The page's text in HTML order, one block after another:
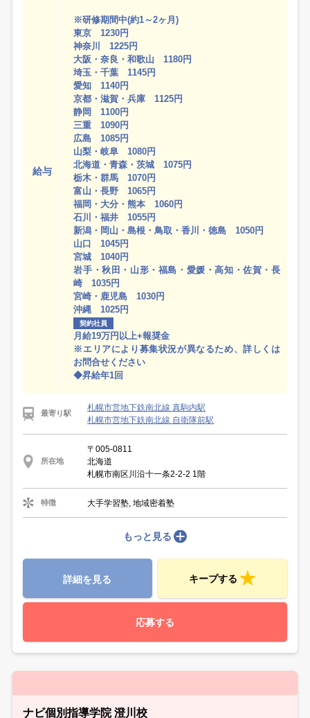
給与
※研修期間中(約1～2ヶ月)
東京 1230円
神奈川 1225円
大阪・奈良・和歌山 1180円
埼玉・千葉 1145円
愛知 1140円
京都・滋賀・兵庫 1125円
静岡 1100円
三重 1090円
広島 1085円
山梨・岐阜 1080円
北海道・青森・茨城 1075円
栃木・群馬 1070円
富山・長野 1065円
福岡・大分・熊本 1060円
石川・福井 1055円
新潟・岡山・島根・鳥取・香川・徳島 1050円
山口 1045円
宮城 1040円
岩手・秋田・山形・福島・愛媛・高知・佐賀・長
崎 1035円
宮崎・鹿児島 1030円
沖縄 1025円
契約社員
月給19万円以上+報奨金
※エリアにより募集状況が異なるため、詳しくは
お問合せください
◆昇給年1回
最寄り駅
札幌市営地下鉄南北線 真駒内駅
札幌市営地下鉄南北線 自衛隊前駅
所在地
〒005-0811
北海道
札幌市南区川沿十一条2-2-2 1階
特徴 大手学習塾, 地域密着塾
もっと見る
詳細を見る キープする
応募する
ナビ個別指導学院 澄川校